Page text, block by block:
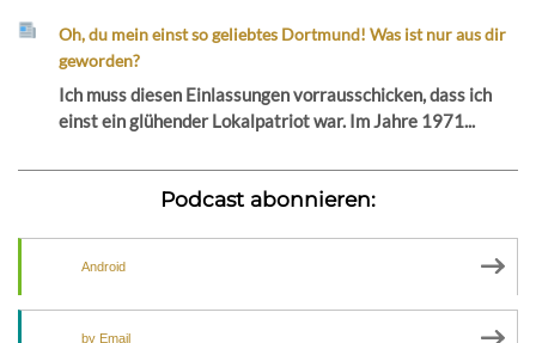
Oh, du mein einst so geliebtes Dortmund! Was ist nur aus dir
geworden?
Ich muss diesen Einlassungen vorrausschicken, dass ich
einst ein glühender Lokalpatriot war. Im Jahre 1971...
Podcast abonnieren:
Android
by Email